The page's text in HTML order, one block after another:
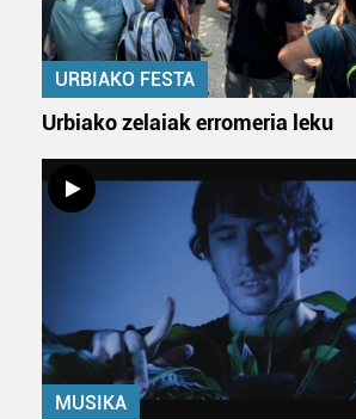
URBIAKO FESTA
Urbiako zelaiak erromeria leku
MUSIKA